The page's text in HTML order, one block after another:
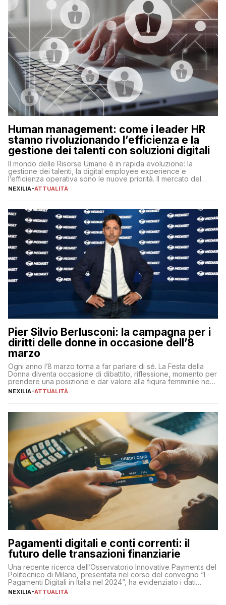
Human management: come i leader HR
stanno rivoluzionando l’efficienza e la
gestione dei talenti con soluzioni digitali
Il mondo delle Risorse Umane è in rapida evoluzione: la
gestione dei talenti, la digital employee experience e
l’efficienza operativa sono le nuove priorità. Il mercato del
lavoro, d’altra parte, è sempre più competitivo con una lotta
NEXILIA-ATTUALITÀ
Pier Silvio Berlusconi: la campagna per i
diritti delle donne in occasione dell’8
marzo
Ogni anno l’8 marzo torna a far parlare di sé. La Festa della
Donna diventa occasione di dibattito, riflessione, momento per
prendere una posizione e dar valore alla figura femminile nella
sua complessità e crucialità. A lanciare un messaggio “forte e
NEXILIA-ATTUALITÀ
Pagamenti digitali e conti correnti: il
futuro delle transazioni finanziarie
Una recente ricerca dell’Osservatorio Innovative Payments del
Politecnico di Milano, presentata nel corso del convegno “I
Pagamenti Digitali in Italia nel 2024”, ha evidenziato i dati
definitivi del primo semestre 2024 relativamente alle
NEXILIA-ATTUALITÀ